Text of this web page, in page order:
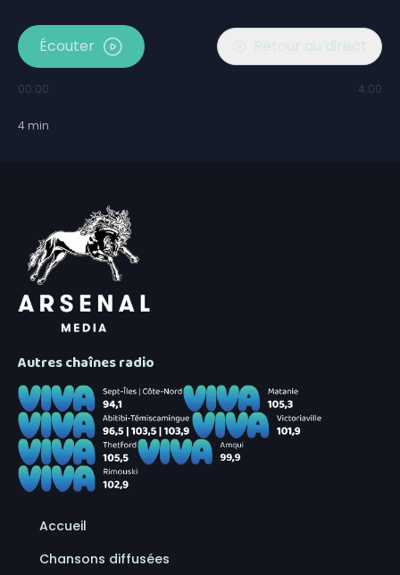
Écouter Retour au direct
00:00 4:00
4 min
Autres chaînes radio
Accueil
Chansons diffusées